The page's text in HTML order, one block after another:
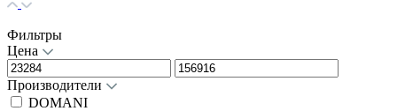
Фильтры
Цена
Производители
DOMANI